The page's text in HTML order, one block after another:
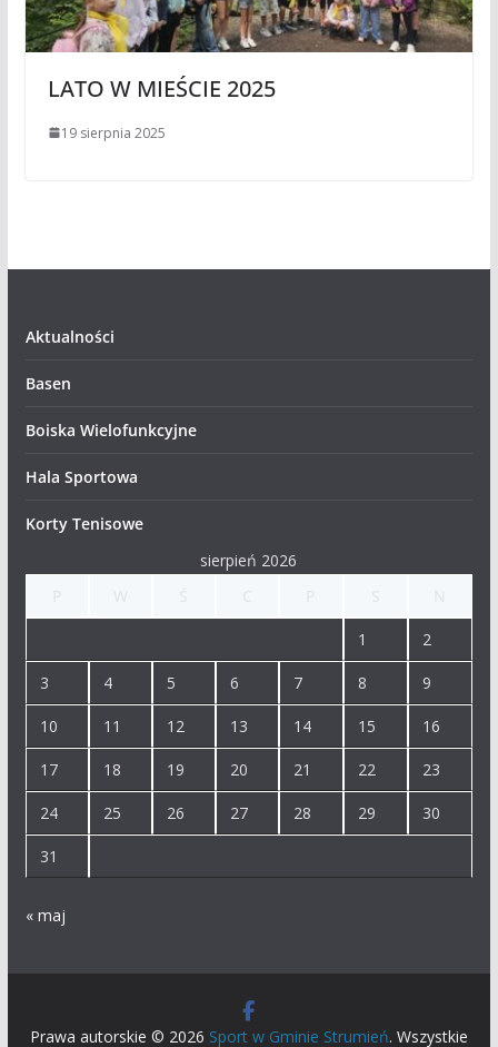
LATO W MIEŚCIE 2025
19 sierpnia 2025
Aktualności
Basen
Boiska Wielofunkcyjne
Hala Sportowa
Korty Tenisowe
sierpień 2026
1 2
3 4 5 6 7 8 9
10 11 12 13 14 15 16
17 18 19 20 21 22 23
24 25 26 27 28 29 30
31
« maj
Prawa autorskie © 2026 Sport w Gminie Strumień. Wszystkie